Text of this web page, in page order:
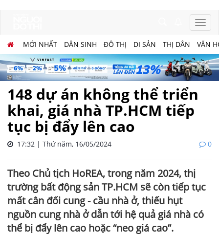
MỚI NHẤT DÂN SINH ĐÔ THỊ DI SẢN THỊ DÂN VĂN
148 dự án không thể triển
khai, giá nhà TP.HCM tiếp
tục bị đẩy lên cao
17:32 | Thứ năm, 16/05/2024 0
Theo Chủ tịch HoREA, trong năm 2024, thị
trường bất động sản TP.HCM sẽ còn tiếp tục
mất cân đối cung - cầu nhà ở, thiếu hụt
nguồn cung nhà ở dẫn tới hệ quả giá nhà có
thể bị đẩy lên cao hoặc “neo giá cao”.